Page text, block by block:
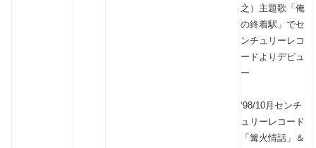
之）主題歌「俺
の終着駅」でセ
ンチュリーレコ
ードよりデビュ
ー
‘98/10月センチ
ュリーレコード
「篝火情話」＆